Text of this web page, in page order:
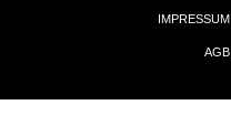
IMPRESSUM
AGB